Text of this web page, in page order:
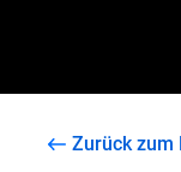
Zurück zum